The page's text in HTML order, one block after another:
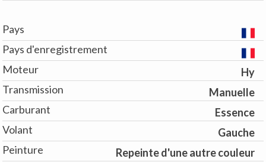
Pays
Pays d'enregistrement
Moteur
Hy
Transmission
Manuelle
Carburant
Essence
Volant
Gauche
Peinture
Repeinte d'une autre couleur